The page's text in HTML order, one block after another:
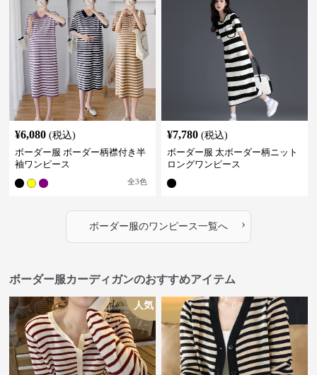
¥6,080 (税込)
ボーダー服 ボーダー柄襟付き半
袖ワンピース
全3色
¥7,780 (税込)
ボーダー服 太ボーダー柄ニット
ロングワンピース
ボーダー服のワンピース一覧へ ›
ボーダー服カーディガンのおすすめアイテム
人気